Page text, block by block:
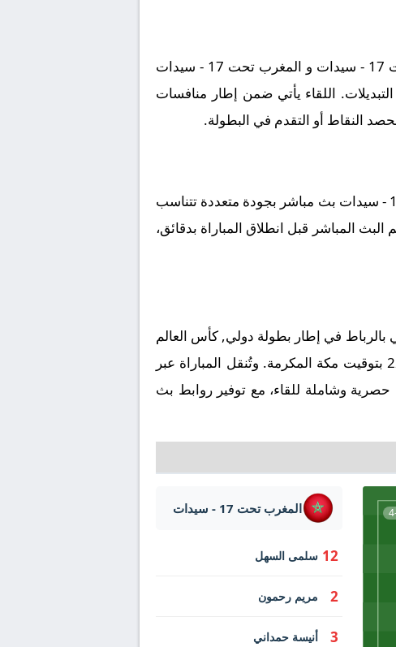
لعشاق الساحرة المستديرة فرصة مشاهدة بث مباشر مباراة كوستاريكا تحت 17 - سيدات و المغرب تحت 17 - سيدات
اللقاء يأتي ضمن إطار منافسات
نوفر لكم عبر موقع كورة لايف رابط مشاهدة مباراة كوستاريكا تحت 17 - سيدات و المغرب تحت 17 - سيدات بث مباشر بجودة متعددة تتناسب
المباشر قبل انطلاق المباراة بدقائق،
على ملعب الملعب الأولمبي بالرباط في إطار بطولة دولي, كأس العالم
للسيدات تحت 17 - المجموعة أ يوم 2025-10-24، وتنطلق صافرة البداية في تمام الساعة 22:00 بتوقيت مكة المكرمة. وتُنقل المباراة عبر
حصرية وشاملة للقاء، مع توفير روابط بث
المغرب تحت 17 - سيدات
12 سلمى السهل
2 مريم رحمون
3 أنيسة حمداني